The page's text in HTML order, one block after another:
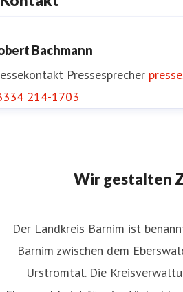
Bachmann
Pressesprecher
214-1703
Wir gestalten
Der Landkreis Barnim ist
Barnim zwischen dem
Urstromtal. Die